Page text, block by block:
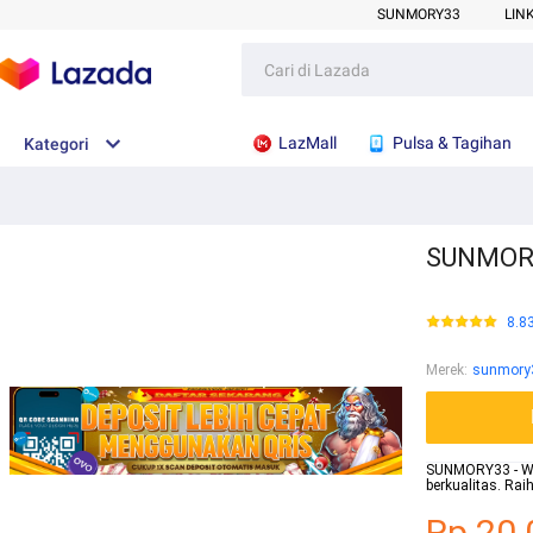
SUNMORY33
Kategori LazMall Pulsa & Tagihan
Merek:
SUNMORY33 -
berkualitas.